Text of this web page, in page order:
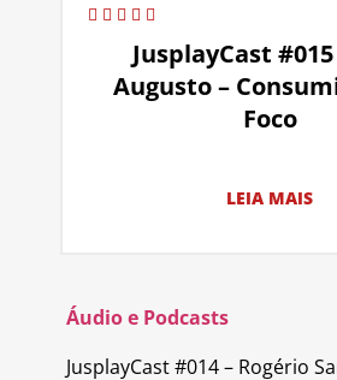
JusplayCast #015
Augusto –
Foco
LEIA MAIS
Áudio e Podcasts
JusplayCast #014 – Rogério